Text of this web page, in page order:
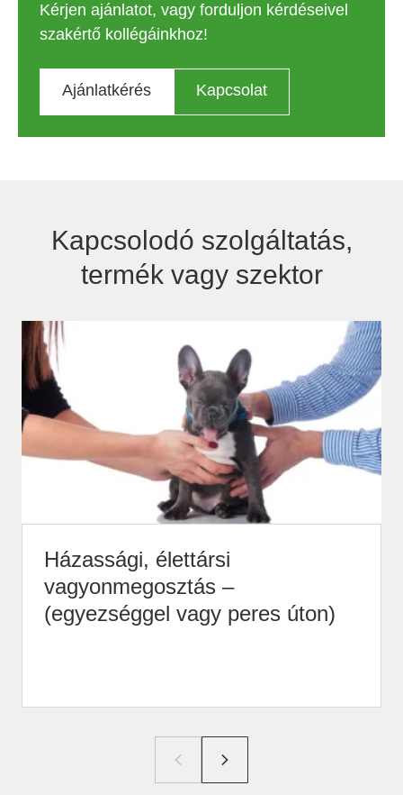
Kérjen ajánlatot, vagy forduljon kérdéseivel
szakértő kollégáinkhoz!
Ajánlatkérés Kapcsolat
Kapcsolodó szolgáltatás,
termék vagy szektor
Házassági, élettársi
vagyonmegosztás –
(egyezséggel vagy peres úton)